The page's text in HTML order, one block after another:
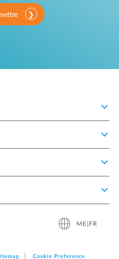
ME|FR
Cookie Preference